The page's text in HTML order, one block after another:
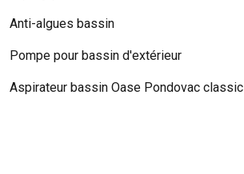
Anti-algues bassin
Pompe pour bassin d'extérieur
Aspirateur bassin Oase Pondovac classic